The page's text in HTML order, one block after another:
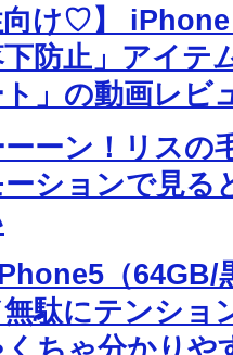
向け♡】
防止」アイテ
」の動画レビ
ーン！リスの
ーションで見る
（64GB/
駄にテンショ
ちゃ分かりや